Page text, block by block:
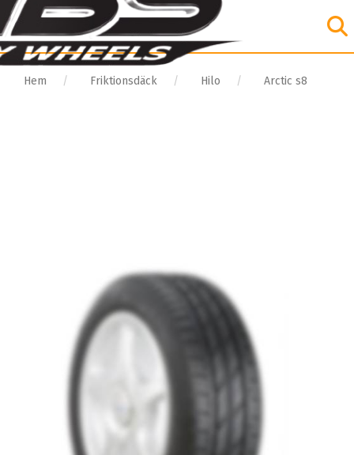
Hem Friktionsdäck Hilo Arctic s8